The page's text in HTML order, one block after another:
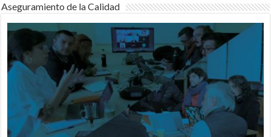
Aseguramiento de la Calidad